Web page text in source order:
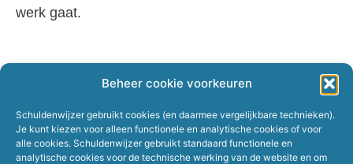
Beheer cookie voorkeuren
Schuldenwijzer gebruikt cookies (en daarmee vergelijkbare technieken).
Je kunt kiezen voor alleen functionele en analytische cookies of voor
alle cookies. Schuldenwijzer gebruikt standaard functionele en
analytische cookies voor de technische werking van de website en om
werk gaat.